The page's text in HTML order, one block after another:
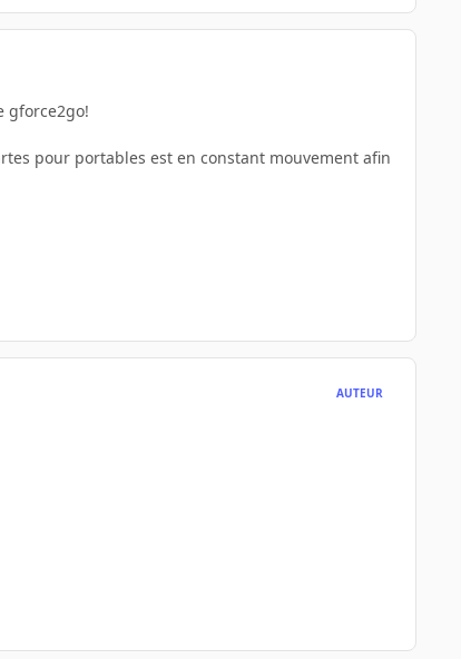
gforce2go!
pour portables est en constant mouvement afin
AUTEUR